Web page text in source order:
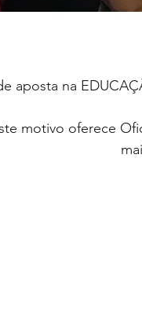
aposta na
motivo oferece